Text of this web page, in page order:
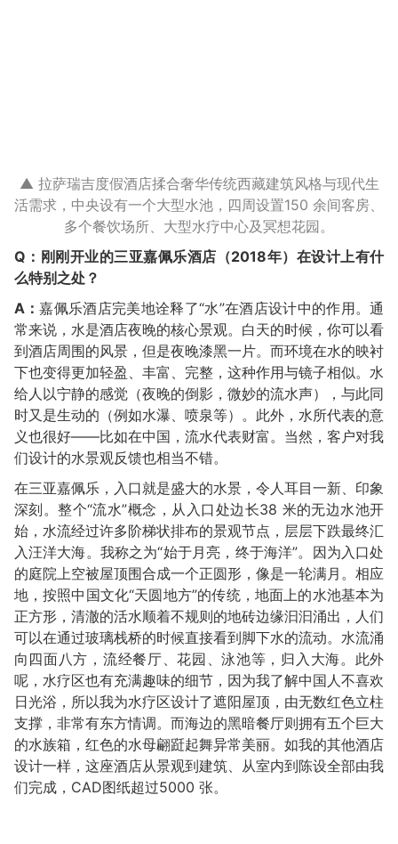
▲ 拉萨瑞吉度假酒店揉合奢华传统西藏建筑风格与现代生
活需求，中央设有一个大型水池，四周设置150 余间客房、
多个餐饮场所、大型水疗中心及冥想花园。
Q：刚刚开业的三亚嘉佩乐酒店（2018年）在设计上有什
么特别之处？
A：嘉佩乐酒店完美地诠释了“水”在酒店设计中的作用。通
常来说，水是酒店夜晚的核心景观。白天的时候，你可以看
到酒店周围的风景，但是夜晚漆黑一片。而环境在水的映衬
下也变得更加轻盈、丰富、完整，这种作用与镜子相似。水
给人以宁静的感觉（夜晚的倒影，微妙的流水声），与此同
时又是生动的（例如水瀑、喷泉等）。此外，水所代表的意
义也很好——比如在中国，流水代表财富。当然，客户对我
们设计的水景观反馈也相当不错。
在三亚嘉佩乐，入口就是盛大的水景，令人耳目一新、印象
深刻。整个“流水”概念，从入口处边长38 米的无边水池开
始，水流经过许多阶梯状排布的景观节点，层层下跌最终汇
入汪洋大海。我称之为“始于月亮，终于海洋”。因为入口处
的庭院上空被屋顶围合成一个正圆形，像是一轮满月。相应
地，按照中国文化“天圆地方”的传统，地面上的水池基本为
正方形，清澈的活水顺着不规则的地砖边缘汩汩涌出，人们
可以在通过玻璃栈桥的时候直接看到脚下水的流动。水流涌
向四面八方，流经餐厅、花园、泳池等，归入大海。此外
呢，水疗区也有充满趣味的细节，因为我了解中国人不喜欢
日光浴，所以我为水疗区设计了遮阳屋顶，由无数红色立柱
支撑，非常有东方情调。而海边的黑暗餐厅则拥有五个巨大
的水族箱，红色的水母翩跹起舞异常美丽。如我的其他酒店
设计一样，这座酒店从景观到建筑、从室内到陈设全部由我
们完成，CAD图纸超过5000 张。